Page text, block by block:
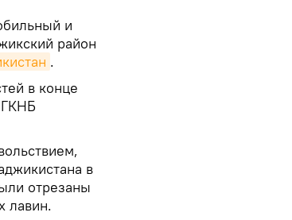
и
район
.
в конце
в
отрезаны
лавин.